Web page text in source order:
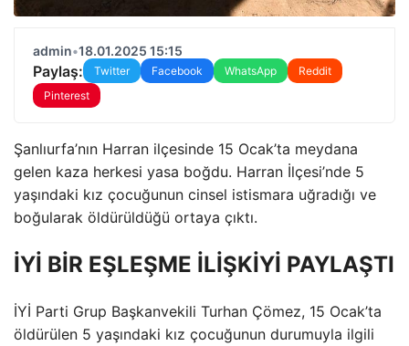
admin•18.01.2025 15:15
Paylaş: Twitter Facebook WhatsApp
Reddit
Pinterest
Şanlıurfa’nın Harran ilçesinde 15 Ocak’ta meydana
gelen kaza herkesi yasa boğdu. Harran İlçesi’nde 5
yaşındaki kız çocuğunun cinsel istismara uğradığı ve
boğularak öldürüldüğü ortaya çıktı.
İYİ BİR EŞLEŞME İLİŞKİYİ PAYLAŞTI
İYİ Parti Grup Başkanvekili Turhan Çömez, 15 Ocak’ta
öldürülen 5 yaşındaki kız çocuğunun durumuyla ilgili